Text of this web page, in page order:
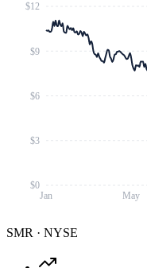
Jan May
$0
$3
$6
$9
$12
SMR · NYSE